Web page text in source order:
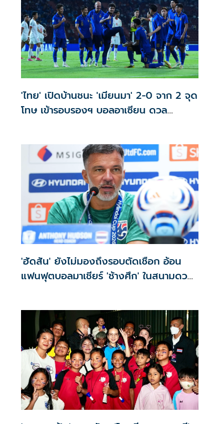
'ไทย' เปิดบ้านชนะ 'เมียนมา' 2-0 จาก 2 จุด
โทษ เข้ารอบรองฯ บอลอาเซียน ดวล
'ฮัดสัน' ยังไม่มองถึงรอบตัดเชือก อ้อน
แฟนฟุตบอลมาเชียร์ 'ช้างศึก' ในสนามดวล